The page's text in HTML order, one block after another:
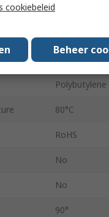
QSLV
80°C
RoHS
No
No
90°
cookiebeleid
Beheer